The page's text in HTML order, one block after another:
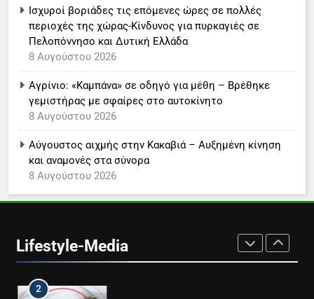
Ισχυροί βοριάδες τις επόμενες ώρες σε πολλές
περιοχές της χώρας-Κίνδυνος για πυρκαγιές σε
Πελοπόννησο και Δυτική Ελλάδα
8 Αυγούστου 2026
Αγρίνιο: «Καμπάνα» σε οδηγό για μέθη – Βρέθηκε
γεμιστήρας με σφαίρες στο αυτοκίνητο
8 Αυγούστου 2026
Αύγουστος αιχμής στην Κακαβιά – Αυξημένη κίνηση
και αναμονές στα σύνορα
8 Αυγούστου 2026
Lifestyle-Media
7
Τέλος από τον ΑΝΤ1 ο
Παναγιώτης Στάθης
8
Times μαζί σε μια νέα
συνδρομητική πρόταση
LIFESTYLE-MEDIA
1
LIFESTYLE-MEDIA
2